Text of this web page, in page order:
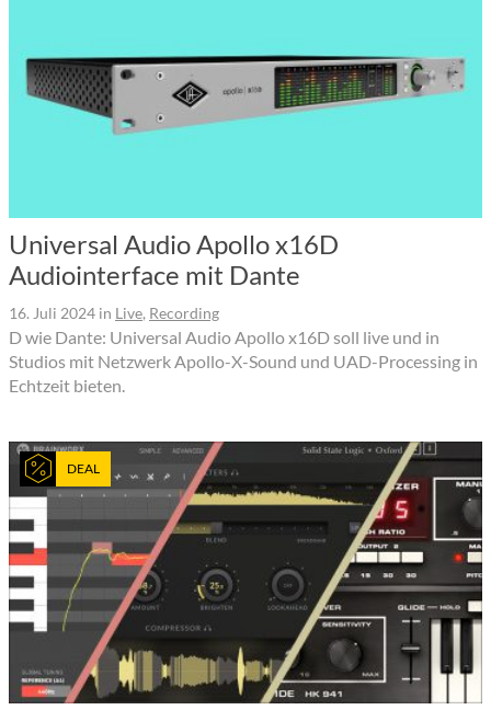
Universal Audio Apollo x16D
Audiointerface mit Dante
16. Juli 2024 in Live, Recording
D wie Dante: Universal Audio Apollo x16D soll live und in
Studios mit Netzwerk Apollo-X-Sound und UAD-Processing in
Echtzeit bieten.
DEAL